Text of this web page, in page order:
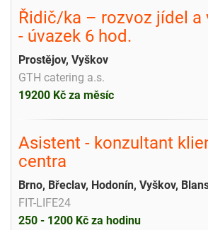
Řidič/ka – rozvoz jídel a
- úvazek 6 hod.
Prostějov, Vyškov
GTH catering a.s.
19200 Kč za měsíc
Asistent - konzultant
centra
Brno, Břeclav, Hodonín, Vyškov,
FIT-LIFE24
250 - 1200 Kč za hodinu